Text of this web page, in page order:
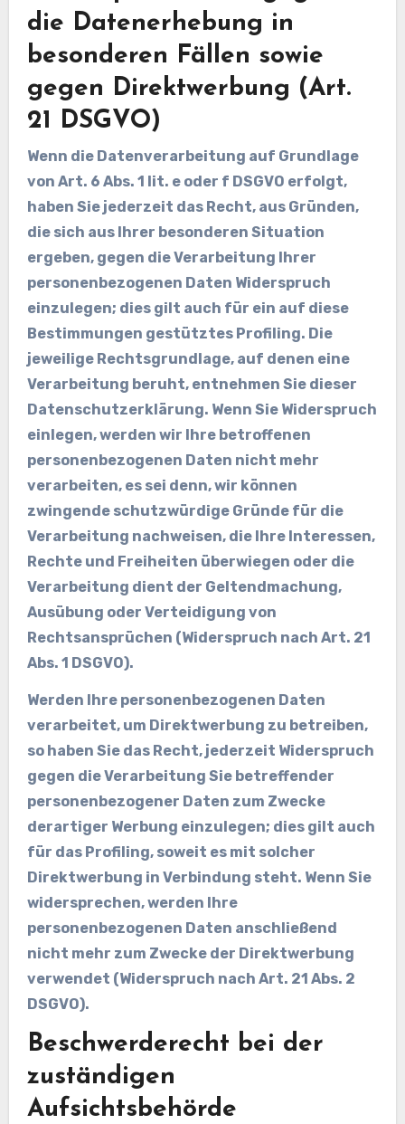
die Datenerhebung in
besonderen Fällen sowie
gegen Direktwerbung (Art.
21 DSGVO)
Wenn die Datenverarbeitung auf Grundlage
von Art. 6 Abs. 1 lit. e oder f DSGVO erfolgt,
haben Sie jederzeit das Recht, aus Gründen,
die sich aus Ihrer besonderen Situation
ergeben, gegen die Verarbeitung Ihrer
personenbezogenen Daten Widerspruch
einzulegen; dies gilt auch für ein auf diese
Bestimmungen gestütztes Profiling. Die
jeweilige Rechtsgrundlage, auf denen eine
Verarbeitung beruht, entnehmen Sie dieser
Datenschutzerklärung. Wenn Sie Widerspruch
einlegen, werden wir Ihre betroffenen
personenbezogenen Daten nicht mehr
verarbeiten, es sei denn, wir können
zwingende schutzwürdige Gründe für die
Verarbeitung nachweisen, die Ihre Interessen,
Rechte und Freiheiten überwiegen oder die
Verarbeitung dient der Geltendmachung,
Ausübung oder Verteidigung von
Rechtsansprüchen (Widerspruch nach Art. 21
Abs. 1 DSGVO).
Werden Ihre personenbezogenen Daten
verarbeitet, um Direktwerbung zu betreiben,
so haben Sie das Recht, jederzeit Widerspruch
gegen die Verarbeitung Sie betreffender
personenbezogener Daten zum Zwecke
derartiger Werbung einzulegen; dies gilt auch
für das Profiling, soweit es mit solcher
Direktwerbung in Verbindung steht. Wenn Sie
widersprechen, werden Ihre
personenbezogenen Daten anschließend
nicht mehr zum Zwecke der Direktwerbung
verwendet (Widerspruch nach Art. 21 Abs. 2
DSGVO).
Beschwerderecht bei der
zuständigen
Aufsichtsbehörde